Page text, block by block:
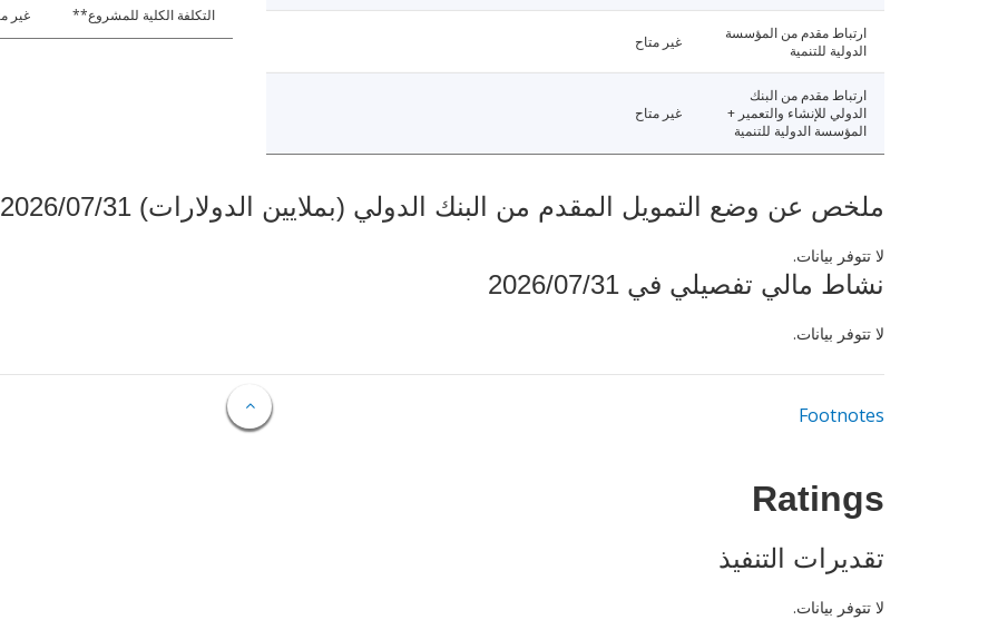
ارتباط مقدم من المؤسسة
الدولية للتنمية
غير متاح
ارتباط مقدم من البنك
الدولي للإنشاء والتعمير +
المؤسسة الدولية للتنمية
غير متاح
التكلفة الكلية للمشروع** غير
ملخص عن وضع التمويل المقدم من البنك الدولي (بملايين الدولارات) 2026/07/31
لا تتوفر بيانات.
نشاط مالي تفصيلي في 2026/07/31
لا تتوفر بيانات.
Footnotes
Ratings
تقديرات التنفيذ
لا تتوفر بيانات.